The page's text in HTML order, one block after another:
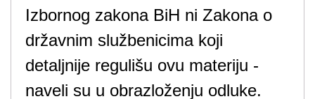
Izbornog zakona BiH ni Zakona o
državnim službenicima koji
detaljnije regulišu ovu materiju -
naveli su u obrazloženju odluke.